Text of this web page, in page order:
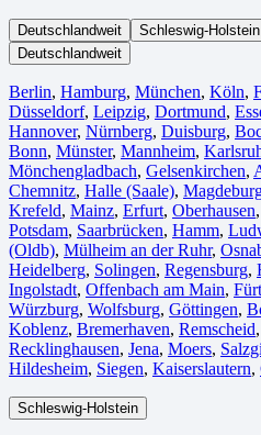
Deutschlandweit Schleswig-Holstein
Deutschlandweit
Berlin⁠, Hamburg, München, Köln⁠,
Düsseldorf, Leipzig, Dortmund,
Hannover, Nürnberg, Duisburg⁠,
Bonn⁠, Münster⁠, Mannheim,
Mönchengladbach⁠, Gelsenkirchen⁠,
Chemnitz⁠, Halle (Saale)⁠,
Krefeld⁠, Mainz⁠, Erfurt, Oberhausen⁠,
Potsdam, Saarbrücken⁠, Hamm,
(Oldb), Mülheim an der Ruhr,
Heidelberg, Solingen, Regensburg,
Ingolstadt, Offenbach am Main,
Würzburg, Wolfsburg⁠, Göttingen,
Koblenz, Bremerhaven⁠, Remscheid,
Recklinghausen, Jena⁠, Moers⁠,
Hildesheim⁠, Siegen⁠, Kaiserslautern⁠,
Schleswig-Holstein